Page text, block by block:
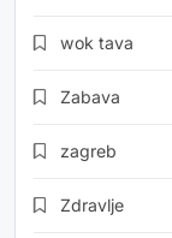
wok tava
Zabava
zagreb
Zdravlje